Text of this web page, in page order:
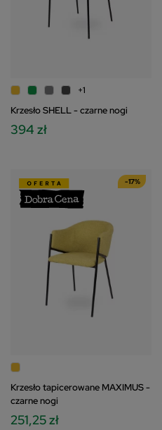
+1
Krzesło SHELL - czarne nogi
394 zł
-17%
Krzesło tapicerowane MAXIMUS -
czarne nogi
251,25 zł